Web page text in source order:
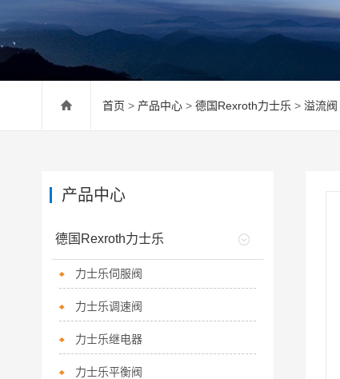
首页 > 产品中心 > 德国Rexroth力士乐 > 溢流阀
产品中心
德国Rexroth力士乐
力士乐伺服阀
力士乐调速阀
力士乐继电器
力士乐平衡阀